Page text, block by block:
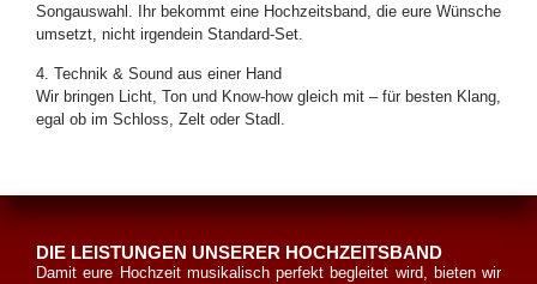
Songauswahl. Ihr bekommt eine Hochzeitsband, die eure Wünsche
umsetzt, nicht irgendein Standard-Set.
4. Technik & Sound aus einer Hand
Wir bringen Licht, Ton und Know-how gleich mit – für besten Klang,
egal ob im Schloss, Zelt oder Stadl.
DIE LEISTUNGEN UNSERER HOCHZEITSBAND
Damit eure Hochzeit musikalisch perfekt begleitet wird, bieten wir